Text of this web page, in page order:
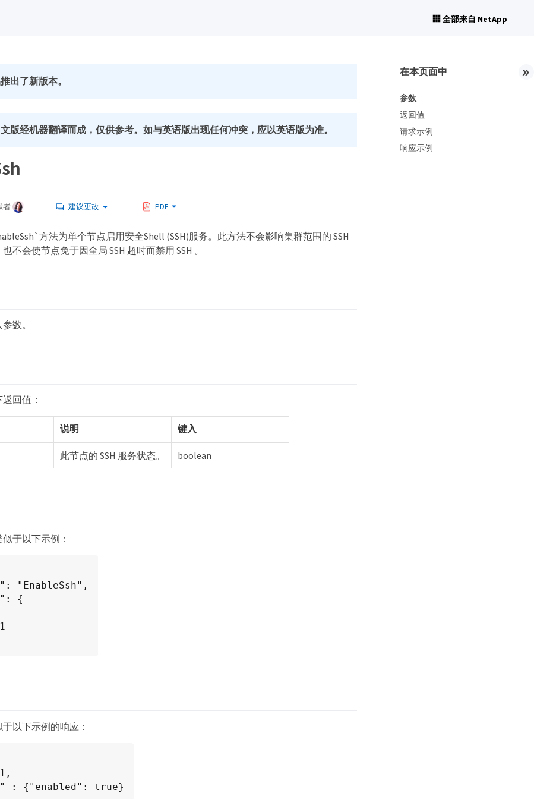
全部来自 NetApp
出了新版本。
版经机器翻译而成，仅供参考。如与英语版出现任何冲突，应以英语版为准。
者 建议更改 PDF
方法为单个节点启用安全Shell (SSH)服务。此方法不会影响集群范围的 SSH
不会使节点免于因全局 SSH 超时而禁用 SSH 。
数。
回值：
说明 键入
此节点的 SSH 服务状态。 boolean
于以下示例：
以下示例的响应：
在本页面中
参数
返回值
请求示例
响应示例